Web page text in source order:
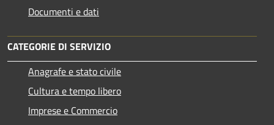
Documenti e dati
CATEGORIE DI SERVIZIO
Anagrafe e stato civile
Cultura e tempo libero
Imprese e Commercio